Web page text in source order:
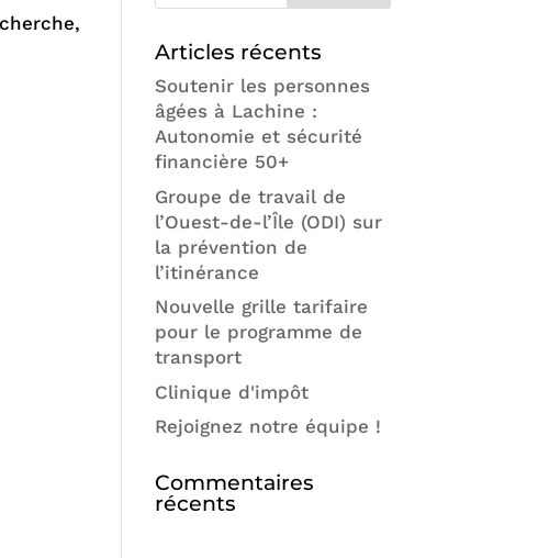
Articles récents
Soutenir les personnes
âgées à Lachine :
Autonomie et sécurité
financière 50+
Groupe de travail de
l’Ouest-de-l’Île (ODI) sur
la prévention de
l’itinérance
Nouvelle grille tarifaire
pour le programme de
transport
Clinique d'impôt
Rejoignez notre équipe !
Commentaires
récents